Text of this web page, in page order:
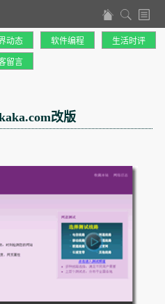
动态 软件编程 生活时评
留言
改版